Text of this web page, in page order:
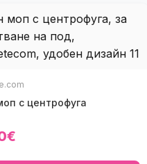
с центрофуга